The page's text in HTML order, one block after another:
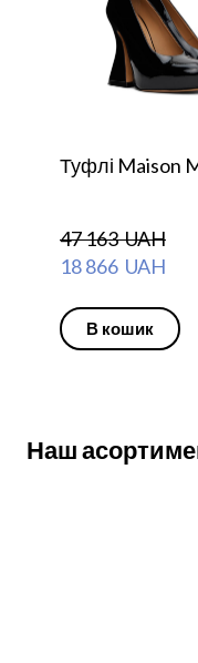
Туфлі Maison
47 163  UAH
18 866  UAH
В кошик
Наш